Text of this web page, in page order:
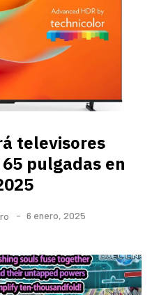
televisores
pulgadas en
6 enero, 2025